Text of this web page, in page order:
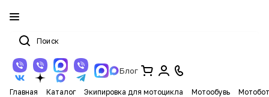
Блог
Главная Каталог Экипировка для мотоцикла Мотообувь